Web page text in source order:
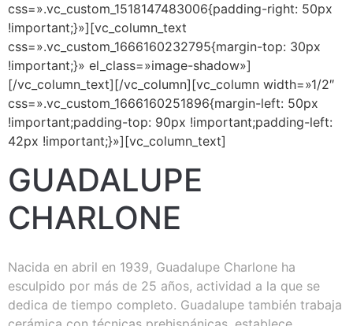
css=».vc_custom_1518147483006{padding-right: 50px
!important;}»][vc_column_text
css=».vc_custom_1666160232795{margin-top: 30px
!important;}» el_class=»image-shadow»]
[/vc_column_text][/vc_column][vc_column width=»1/2″
css=».vc_custom_1666160251896{margin-left: 50px
!important;padding-top: 90px !important;padding-left:
42px !important;}»][vc_column_text]
GUADALUPE
CHARLONE
Nacida en abril en 1939, Guadalupe Charlone ha
esculpido por más de 25 años, actividad a la que se
dedica de tiempo completo. Guadalupe también trabaja